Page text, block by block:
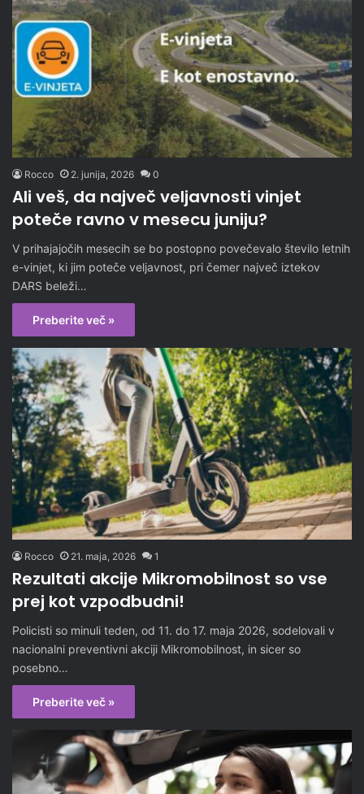
Rocco 2. junija, 2026 0
Ali veš, da največ veljavnosti vinjet
poteče ravno v mesecu juniju?
V prihajajočih mesecih se bo postopno povečevalo število letnih
e-vinjet, ki jim poteče veljavnost, pri čemer največ iztekov
DARS beleži…
Preberite več »
Rocco 21. maja, 2026 1
Rezultati akcije Mikromobilnost so vse
prej kot vzpodbudni!
Policisti so minuli teden, od 11. do 17. maja 2026, sodelovali v
nacionalni preventivni akciji Mikromobilnost, in sicer so
posebno…
Preberite več »